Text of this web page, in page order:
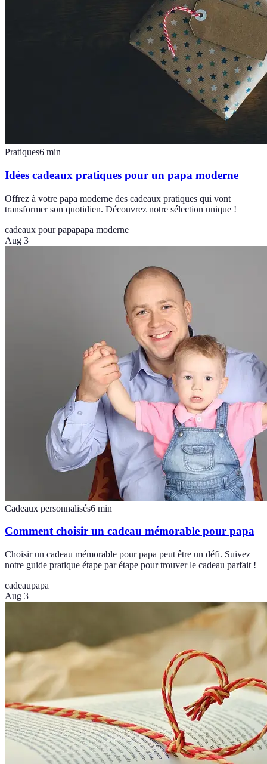
Pratiques6 min
Idées cadeaux pratiques pour un papa moderne
Offrez à votre papa moderne des cadeaux pratiques qui vont
transformer son quotidien. Découvrez notre sélection unique !
cadeaux pour papapapa moderne
Aug 3
Cadeaux personnalisés6 min
Comment choisir un cadeau mémorable pour papa
Choisir un cadeau mémorable pour papa peut être un défi. Suivez
notre guide pratique étape par étape pour trouver le cadeau parfait !
cadeaupapa
Aug 3